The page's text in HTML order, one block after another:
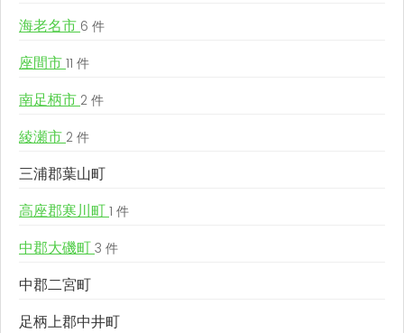
海老名市 6 件
座間市 11 件
南足柄市 2 件
綾瀬市 2 件
三浦郡葉山町
高座郡寒川町 1 件
中郡大磯町 3 件
中郡二宮町
足柄上郡中井町